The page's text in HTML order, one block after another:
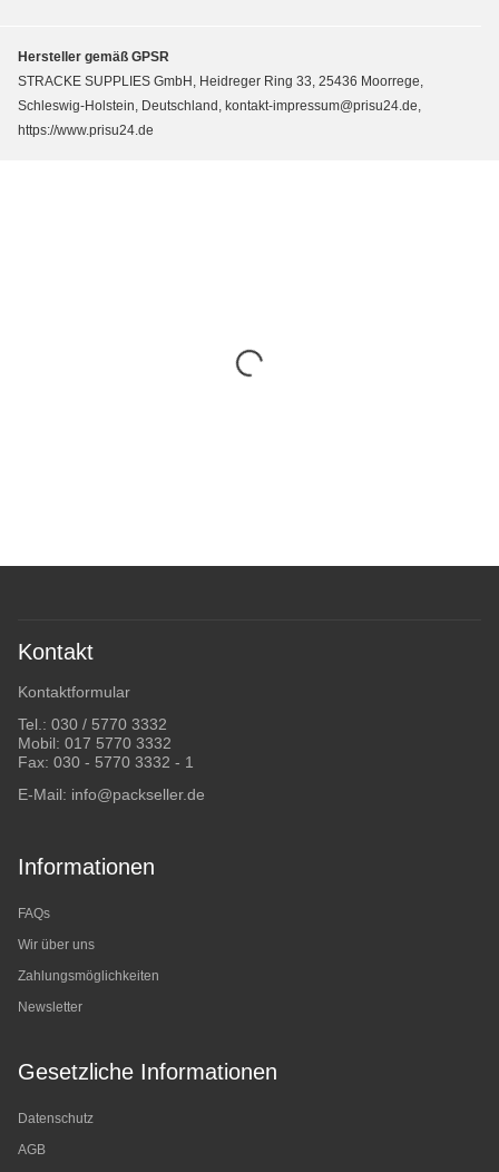
Hersteller gemäß GPSR
STRACKE SUPPLIES GmbH, Heidreger Ring 33, 25436 Moorrege,
Schleswig-Holstein, Deutschland, kontakt-impressum@prisu24.de,
https://www.prisu24.de
Kontakt
Kontaktformular
Tel.: 030 / 5770 3332
Mobil: 017 5770 3332
Fax: 030 - 5770 3332 - 1
E-Mail: info@packseller.de
Informationen
FAQs
Wir über uns
Zahlungsmöglichkeiten
Newsletter
Gesetzliche Informationen
Datenschutz
AGB